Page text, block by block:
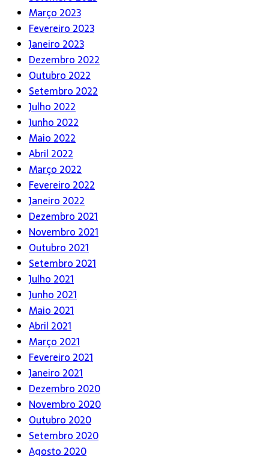
Março 2023
Fevereiro 2023
Janeiro 2023
Dezembro 2022
Outubro 2022
Setembro 2022
Julho 2022
Junho 2022
Maio 2022
Abril 2022
Março 2022
Fevereiro 2022
Janeiro 2022
Dezembro 2021
Novembro 2021
Outubro 2021
Setembro 2021
Julho 2021
Junho 2021
Maio 2021
Abril 2021
Março 2021
Fevereiro 2021
Janeiro 2021
Dezembro 2020
Novembro 2020
Outubro 2020
Setembro 2020
Agosto 2020